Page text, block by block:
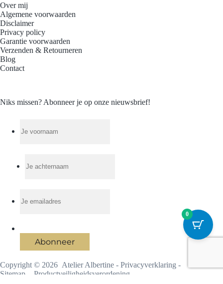
Over mij
Algemene voorwaarden
Disclaimer
Privacy policy
Garantie voorwaarden
Verzenden & Retourneren
Blog
Contact
Niks missen? Abonneer je op onze nieuwsbrief!
Abonneer
Copyright © 2026 Atelier Albertine - Privacyverklaring -
Sitemap
Productveiligheidsverordening
0